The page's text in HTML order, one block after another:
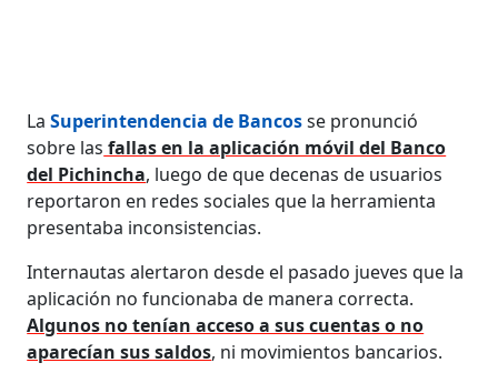
LaSuperintendencia de Bancosse pronunció
sobre las fallas en la aplicación móvil del Banco
del Pichincha, luego de que decenas de usuarios
reportaron en redes sociales que la herramienta
presentaba inconsistencias.
Internautas alertaron desde el pasado jueves que la
aplicación no funcionaba de manera correcta.
Algunos no tenían acceso a sus cuentas o no
aparecían sus saldos, ni movimientos bancarios.